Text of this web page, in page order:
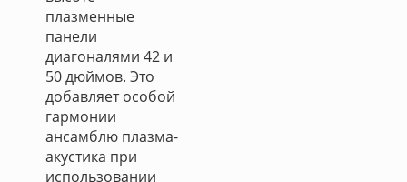
плазменные
панели
диагоналями 42 и
50 дюймов. Это
добавляет особой
гармонии
ансамблю плазма-
акустика при
использовании